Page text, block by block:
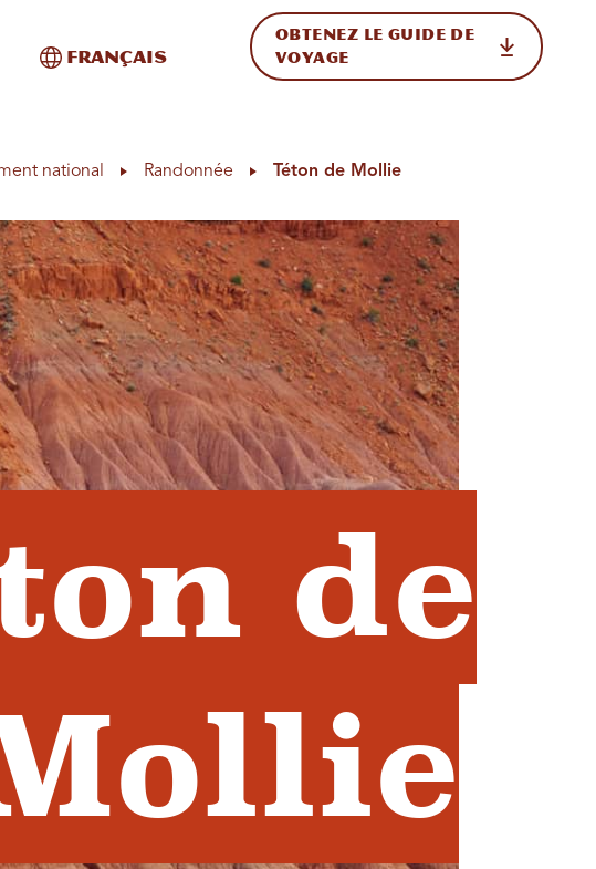
sur le site
Basculer vers l'international
Français
OBTENEZ LE GUIDE DE
VOYAGE
national Randonnée Téton de Mollie
de